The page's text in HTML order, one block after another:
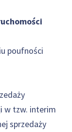
poufności
w tzw. interim
sprzedaży